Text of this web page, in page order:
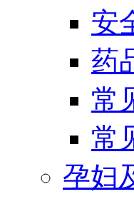
安
药
常
常
孕妇